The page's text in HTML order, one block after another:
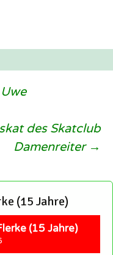
des Skatclub
Damenreiter →
(15 Jahre)
(15 Jahre)